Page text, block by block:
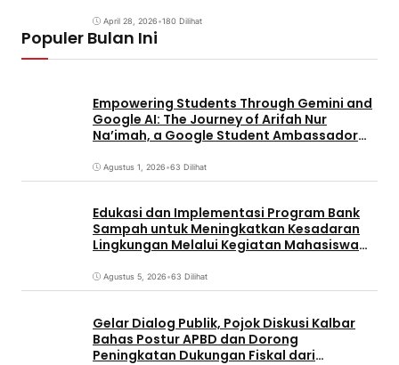
April 28, 2026•180 Dilihat
Populer Bulan Ini
Empowering Students Through Gemini and
Google AI: The Journey of Arifah Nur
Na’imah, a Google Student Ambassador
Pignatelli Triputra
Agustus 1, 2026•63 Dilihat
Edukasi dan Implementasi Program Bank
Sampah untuk Meningkatkan Kesadaran
Lingkungan Melalui Kegiatan Mahasiswa
Agustus 5, 2026•63 Dilihat
Gelar Dialog Publik, Pojok Diskusi Kalbar
Bahas Postur APBD dan Dorong
Peningkatan Dukungan Fiskal dari